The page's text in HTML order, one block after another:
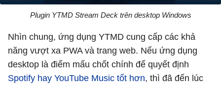
Plugin YTMD Stream Deck trên desktop Windows
Nhìn chung, ứng dụng YTMD cung cấp các khả
năng vượt xa PWA và trang web. Nếu ứng dụng
desktop là điểm mấu chốt chính để quyết định
Spotify hay YouTube Music tốt hơn, thì đã đến lúc